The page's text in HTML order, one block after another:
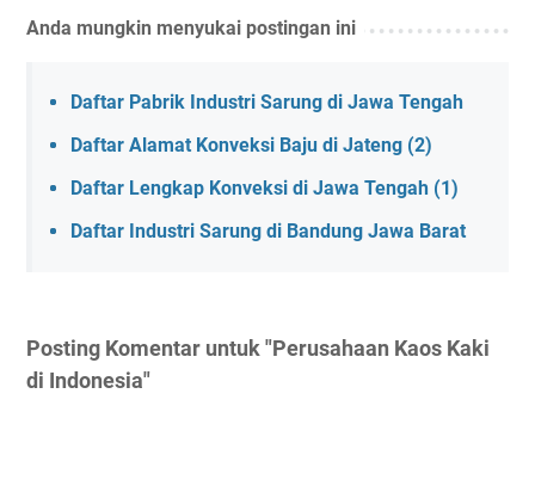
Anda mungkin menyukai postingan ini
Daftar Pabrik Industri Sarung di Jawa Tengah
Daftar Alamat Konveksi Baju di Jateng (2)
Daftar Lengkap Konveksi di Jawa Tengah (1)
Daftar Industri Sarung di Bandung Jawa Barat
Posting Komentar untuk "Perusahaan Kaos Kaki
di Indonesia"